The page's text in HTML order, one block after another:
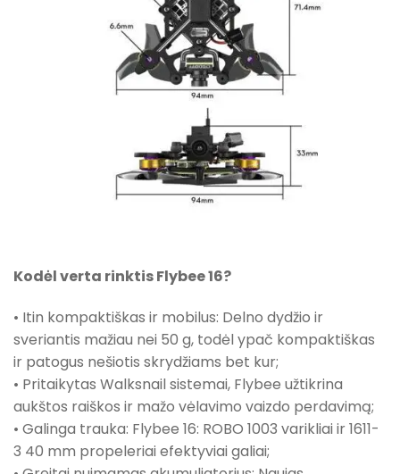
Kodėl verta rinktis Flybee 16?
• Itin kompaktiškas ir mobilus: Delno dydžio ir
sveriantis mažiau nei 50 g, todėl ypač kompaktiškas
ir patogus nešiotis skrydžiams bet kur;
• Pritaikytas Walksnail sistemai, Flybee užtikrina
aukštos raiškos ir mažo vėlavimo vaizdo perdavimą;
• Galinga trauka: Flybee 16: ROBO 1003 varikliai ir 1611-
3 40 mm propeleriai efektyviai galiai;